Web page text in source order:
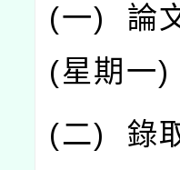
(一) 論
(星期一)
(二) 錄